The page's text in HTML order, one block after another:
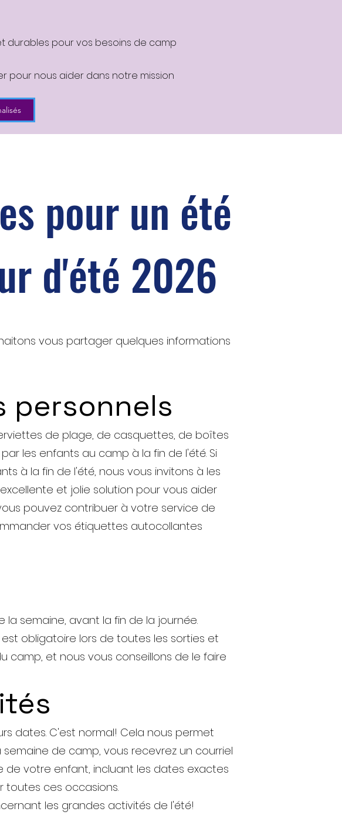
durables pour vos besoins de camp
pour nous aider dans notre mission
pour un été
d'été 2026
vous partager quelques informations
personnels
de plage, de casquettes, de boîtes
les enfants au camp à la fin de l'été. Si
à la fin de l'été, nous vous invitons à les
et jolie solution pour vous aider
pouvez contribuer à votre service de
vos étiquettes autocollantes
semaine, avant la fin de la journée.
obligatoire lors de toutes les sorties et
camp, et nous vous conseillons de le faire
dates. C'est normal! Cela nous permet
de camp, vous recevrez un courriel
votre enfant, incluant les dates exactes
toutes ces occasions.
les grandes activités de l'été!